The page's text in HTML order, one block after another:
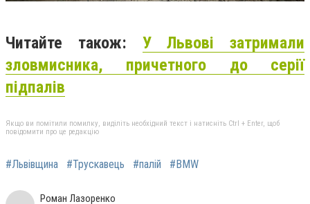
Читайте також: У Львові затримали
зловмисника, причетного до серії
підпалів
Якщо ви помітили помилку, виділіть необхідний текст і натисніть Ctrl + Enter, щоб
повідомити про це редакцію
#Львівщина #Трускавець #палій #BMW
Роман Лазоренко